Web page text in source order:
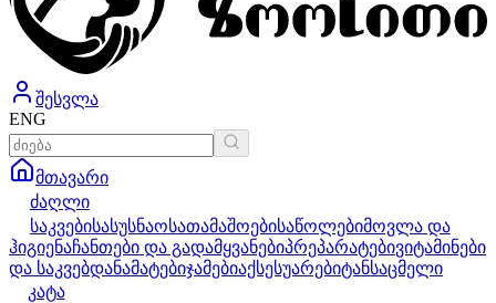
შესვლა
ENG
მთავარი
ძაღლი
საკვებისასუსნაოსათამაშოებისაწოლებიმოვლა და
ჰიგიენაჩანთები და გადამყვანებიპრეპარატებივიტამინები
და საკვებდანამატებიჯამებიაქსესუარებიტანსაცმელი
კატა